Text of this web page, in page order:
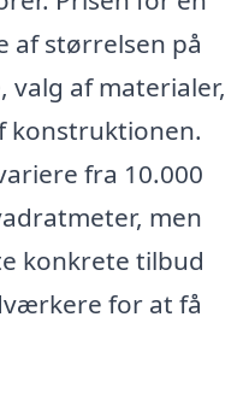
af størrelsen på
valg af materialer,
konstruktionen.
fra 10.000
men
konkrete tilbud
for at få